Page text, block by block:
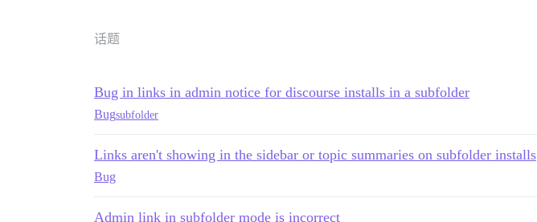
话题
Bug in links in admin notice for discourse installs in a subfolder
Bugsubfolder
Links aren't showing in the sidebar or topic summaries on subfolder installs
Bug
Admin link in subfolder mode is incorrect